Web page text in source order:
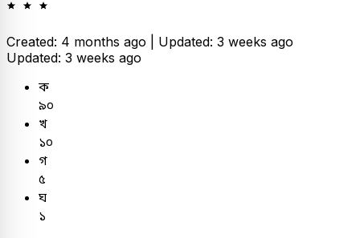
Created: 4 months ago | Updated: 3 weeks ago
Updated: 3 weeks ago
ক
৯০
খ
১০
গ
৫
ঘ
১